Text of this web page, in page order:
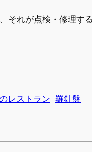
れが点検・修理す
レストラン 羅針盤